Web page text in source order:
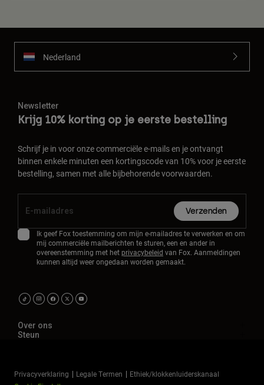
Nederland
Newsletter
Krijg 10% korting op je eerste bestelling
Schrijf je in voor onze commerciële e-mails en je ontvangt
binnen enkele minuten een kortingscode van 10% voor je eerste
bestelling, samen met alle bijbehorende voorwaarden.
Verzenden
Ik geef Fox toestemming om mijn e-mailadres te verwerken en om
mij commerciële mailberichten te sturen, een en ander in
overeenstemming met het privacybeleid van Fox. Aanmeldingen
kunnen altijd weer ongedaan worden gemaakt.
Over ons
Steun
Privacyverklaring Legale Termen
Ethiek/klokkenluiderskanaal